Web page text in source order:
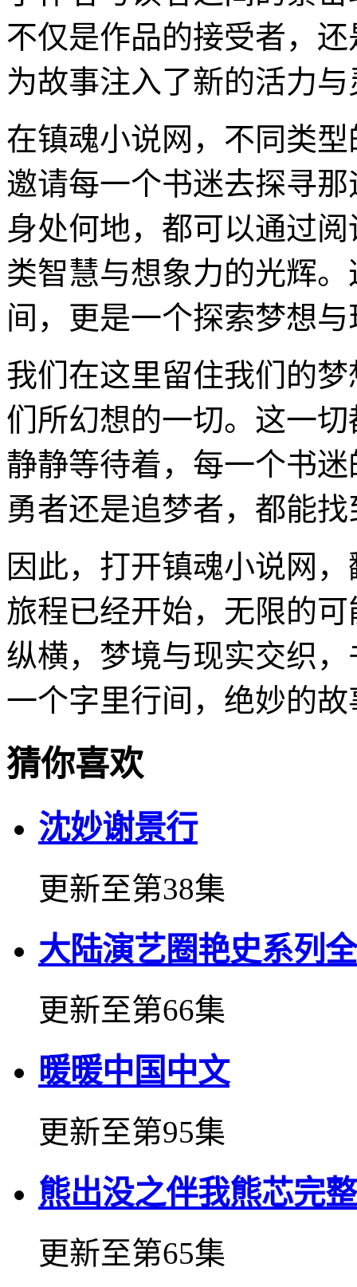
不仅是作品的接受者，
为故事注入了新的活力
在镇魂小说网，不同类
邀请每一个书迷去探寻
身处何地，都可以通过
类智慧与想象力的光辉
间，更是一个探索梦想
我们在这里留住我们的
们所幻想的一切。这一
静静等待着，每一个书
勇者还是追梦者，都能
因此，打开镇魂小说网
旅程已经开始，无限的
纵横，梦境与现实交织
一个字里行间，绝妙的
猜你喜欢
沈妙谢景行
更新至第38集
大陆演艺圈艳史系列全
更新至第66集
暖暖中国中文
更新至第95集
熊出没之伴我熊芯完
更新至第65集